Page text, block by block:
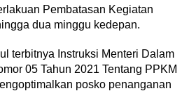
Pembatasan Kegiatan
dua minggu kedepan.
terbitnya Instruksi Menteri Dalam
05 Tahun 2021 Tentang PPKM
posko penanganan